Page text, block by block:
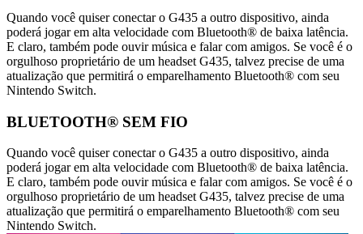
Quando você quiser conectar o G435 a outro dispositivo, ainda
poderá jogar em alta velocidade com Bluetooth® de baixa latência.
E claro, também pode ouvir música e falar com amigos. Se você é o
orgulhoso proprietário de um headset G435, talvez precise de uma
atualização que permitirá o emparelhamento Bluetooth® com seu
Nintendo Switch.
BLUETOOTH® SEM FIO
Quando você quiser conectar o G435 a outro dispositivo, ainda
poderá jogar em alta velocidade com Bluetooth® de baixa latência.
E claro, também pode ouvir música e falar com amigos. Se você é o
orgulhoso proprietário de um headset G435, talvez precise de uma
atualização que permitirá o emparelhamento Bluetooth® com seu
Nintendo Switch.